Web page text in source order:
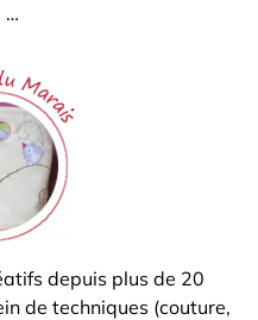
…
depuis plus de 20
de techniques (couture,